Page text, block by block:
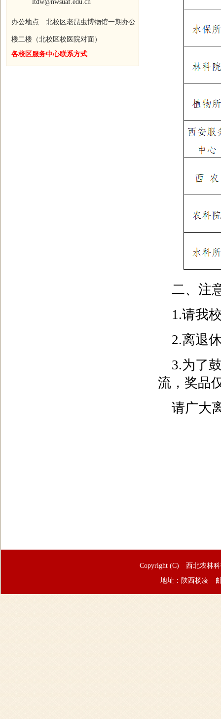
ltdw@nwsuaf.edu.cn
办公地点 北校区老昆虫博物馆一期办公
楼二楼（北校区校医院对面）
各校区服务中心联系方式
二、注
1.请我
2.离退
3.为了
流，奖品
请广大
Copyright (C) 西北农林
地址：陕西杨凌